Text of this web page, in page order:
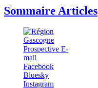
Sommaire Articles